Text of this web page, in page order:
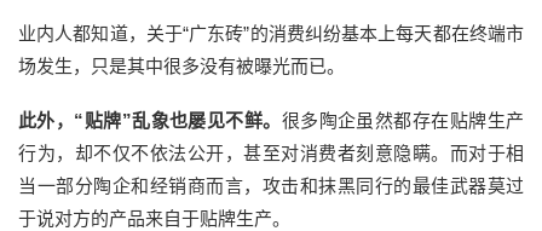
业内人都知道，关于“广东砖”的消费纠纷基本上每天都在终端市
场发生，只是其中很多没有被曝光而已。
此外， “贴牌”乱象也屡见不鲜。 很多陶企虽然都存在贴牌生产
行为，却不仅不依法公开，甚至对消费者刻意隐瞒。而对于相
当一部分陶企和经销商而言，攻击和抹黑同行的最佳武器莫过
于说对方的产品来自于贴牌生产。